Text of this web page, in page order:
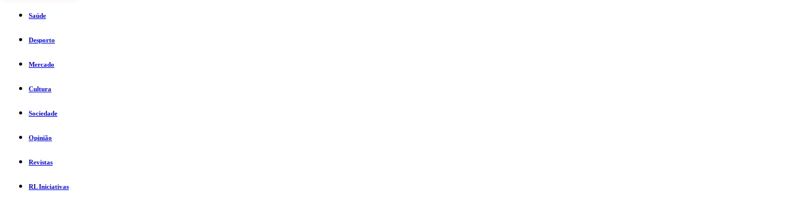
Saúde
Desporto
Mercado
Cultura
Sociedade
Opinião
Revistas
RL Iniciativas